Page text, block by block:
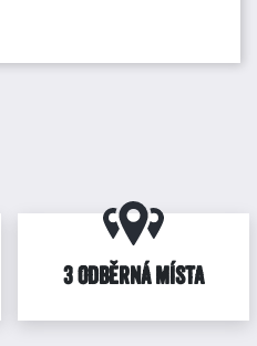
3 ODBĚRNÁ MÍSTA